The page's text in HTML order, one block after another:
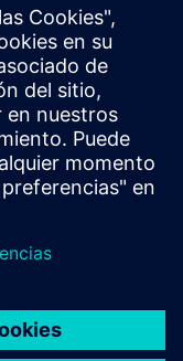
y mantenga el
baterías
y orientado al